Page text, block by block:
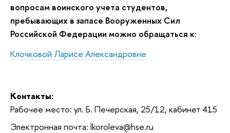
вопросам воинского учета студентов,
пребывающих в запасе Вооруженных Сил
Российской Федерации можно обращаться к:
Клочковой Ларисе Александровне
Контакты:
Рабочее место: ул. Б. Печерская, 25/12, кабинет 415
Электронная почта: lkoroleva@hse.ru